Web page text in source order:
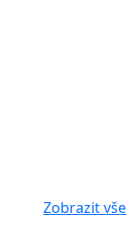
Zobrazit vše